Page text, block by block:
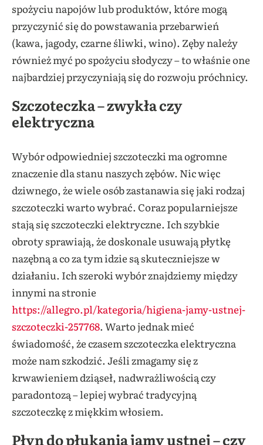
spożyciu napojów lub produktów, które mogą
przyczynić się do powstawania przebarwień
(kawa, jagody, czarne śliwki, wino). Zęby należy
również myć po spożyciu słodyczy – to właśnie one
najbardziej przyczyniają się do rozwoju próchnicy.
Szczoteczka – zwykła czy
elektryczna
Wybór odpowiedniej szczoteczki ma ogromne
znaczenie dla stanu naszych zębów. Nic więc
dziwnego, że wiele osób zastanawia się jaki rodzaj
szczoteczki warto wybrać. Coraz popularniejsze
stają się szczoteczki elektryczne. Ich szybkie
obroty sprawiają, że doskonale usuwają płytkę
nazębną a co za tym idzie są skuteczniejsze w
działaniu. Ich szeroki wybór znajdziemy między
innymi na stronie
https://allegro.pl/kategoria/higiena-jamy-ustnej-
szczoteczki-257768. Warto jednak mieć
świadomość, że czasem szczoteczka elektryczna
może nam szkodzić. Jeśli zmagamy się z
krwawieniem dziąseł, nadwrażliwością czy
paradontozą – lepiej wybrać tradycyjną
szczoteczkę z miękkim włosiem.
Płyn do płukania jamy ustnej – czy